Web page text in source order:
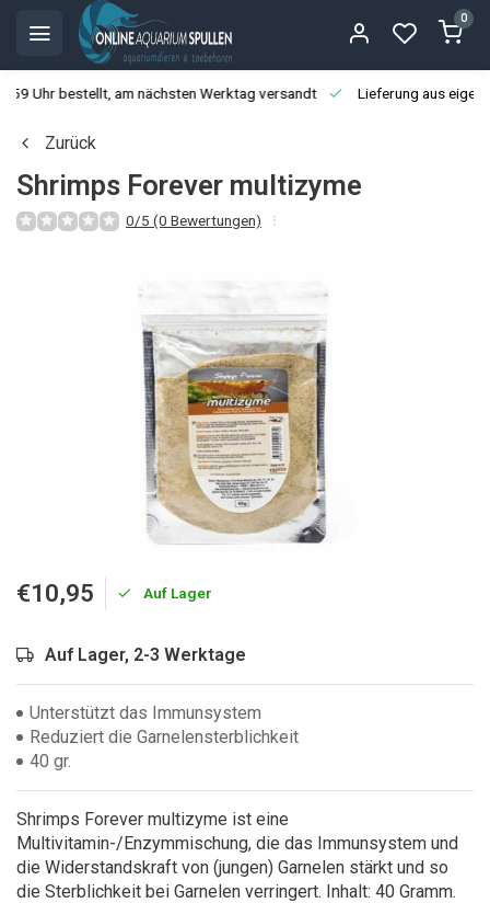
0
Uhr bestellt, am nächsten Werktag versandt Lieferung aus
Zurück
Shrimps Forever multizyme
0/5 (0 Bewertungen)
€10,95 Auf Lager
Auf Lager, 2-3 Werktage
Unterstützt das Immunsystem
Reduziert die Garnelensterblichkeit
40 gr.
Shrimps Forever multizyme ist eine
Multivitamin-/Enzymmischung, die das Immunsystem und
die Widerstandskraft von (jungen) Garnelen stärkt und so
die Sterblichkeit bei Garnelen verringert. Inhalt: 40 Gramm.